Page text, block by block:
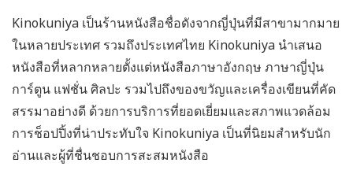
Kinokuniya เป็นร้านหนังสือชื่อดังจากญี่ปุ่นที่มีสาขามากมาย
ในหลายประเทศ รวมถึงประเทศไทย Kinokuniya นำเสนอ
หนังสือที่หลากหลายตั้งแต่หนังสือภาษาอังกฤษ ภาษาญี่ปุ่น
การ์ตูน แฟชั่น ศิลปะ รวมไปถึงของขวัญและเครื่องเขียนที่คัด
สรรมาอย่างดี ด้วยการบริการที่ยอดเยี่ยมและสภาพแวดล้อม
การช็อปปิ้งที่น่าประทับใจ Kinokuniya เป็นที่นิยมสำหรับนัก
อ่านและผู้ที่ชื่นชอบการสะสมหนังสือ